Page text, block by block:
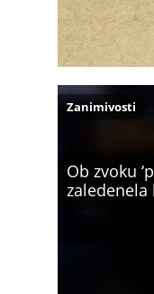
Ob zvoku
zaledenela
Zanimivosti